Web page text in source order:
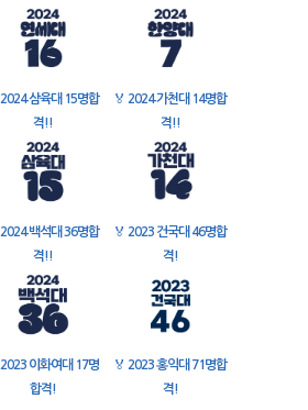
2024 삼육대 15명합
격!!
🏅 2024 가천대 14명합
격!!
2024 백석대 36명합
격!!
🏅 2023 건국대 46명합
격!
2023 이화여대 17명
합격!
🏅 2023 홍익대 71명합
격!